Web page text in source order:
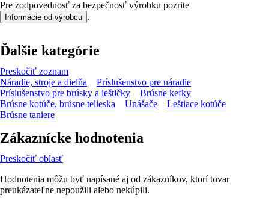
Pre zodpovednosť za bezpečnosť výrobku pozrite
Informácie od výrobcu .
Ďalšie kategórie
Preskočiť zoznam
Náradie, stroje a dielňa
Príslušenstvo pre náradie
Príslušenstvo pre brúsky a leštičky
Brúsne kefky
Brúsne kotúče, brúsne telieska
Unášače
Leštiace kotúče
Brúsne taniere
Zákaznícke hodnotenia
Preskočiť oblasť
Hodnotenia môžu byť napísané aj od zákazníkov, ktorí tovar
preukázateľne nepoužili alebo nekúpili.